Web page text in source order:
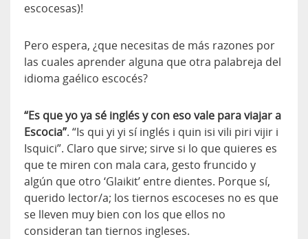
escocesas)!
Pero espera, ¿que necesitas de más razones por
las cuales aprender alguna que otra palabreja del
idioma gaélico escocés?
“Es que yo ya sé inglés y con eso vale para viajar a
Escocia”. “Is qui yi yi sí inglés i quin isi vili piri vijir i
Isquici”. Claro que sirve; sirve si lo que quieres es
que te miren con mala cara, gesto fruncido y
algún que otro ‘Glaikit’ entre dientes. Porque sí,
querido lector/a; los tiernos escoceses no es que
se lleven muy bien con los que ellos no
consideran tan tiernos ingleses.